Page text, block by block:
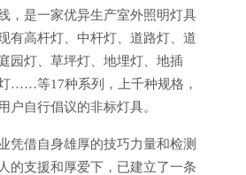
，是一家优异生产室外照明灯具
有高杆灯、中杆灯、道路灯、道
园灯、草坪灯、地埋灯、地插
……等17种系列，上千种规格，
户自行倡议的非标灯具。
凭借自身雄厚的技巧力量和检测
的支援和厚爱下，已建立了一条